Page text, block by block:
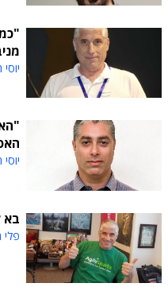
בא
פלי